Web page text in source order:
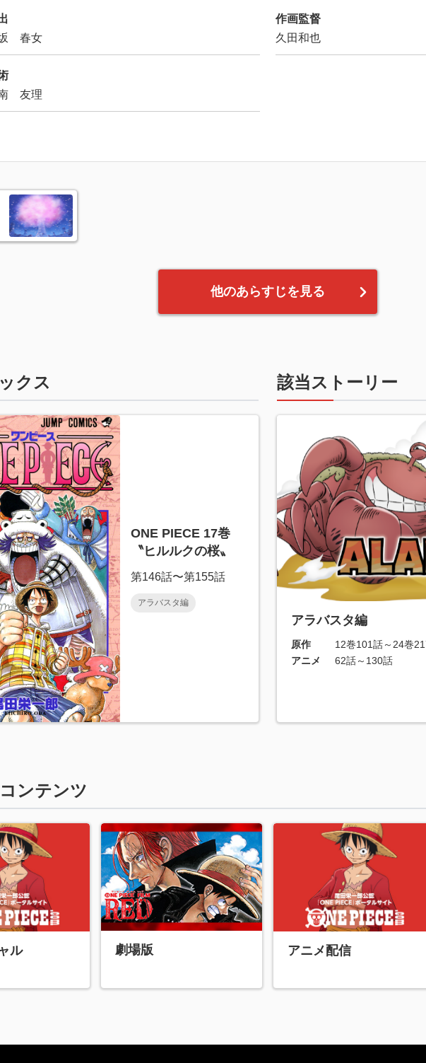
春女
作画監督
久田和也
友理
他のあらすじを見る
クス
ONE PIECE 17巻
〝ヒルルクの桜〟
第146話〜第155話
アラバスタ編
該当ストーリー
アラバスタ編
原作
12巻101話～24巻
アニメ
62話～130話
ンテンツ
ル 劇場版 アニメ配信